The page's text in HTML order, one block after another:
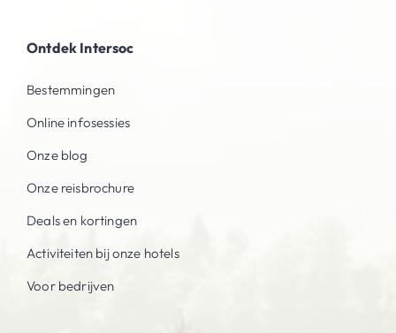
Ontdek Intersoc
Bestemmingen
Online infosessies
Onze blog
Onze reisbrochure
Deals en kortingen
Activiteiten bij onze hotels
Voor bedrijven